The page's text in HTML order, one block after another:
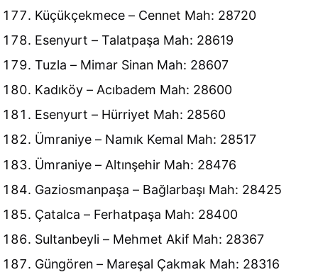
Küçükçekmece – Cennet Mah: 28720
Esenyurt – Talatpaşa Mah: 28619
Tuzla – Mimar Sinan Mah: 28607
Kadıköy – Acıbadem Mah: 28600
Esenyurt – Hürriyet Mah: 28560
Ümraniye – Namık Kemal Mah: 28517
Ümraniye – Altınşehir Mah: 28476
Gaziosmanpaşa – Bağlarbaşı Mah: 28425
Çatalca – Ferhatpaşa Mah: 28400
Sultanbeyli – Mehmet Akif Mah: 28367
Güngören – Mareşal Çakmak Mah: 28316